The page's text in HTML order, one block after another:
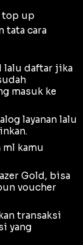
top up
tata cara
lalu daftar jika
masuk ke
layanan lalu
ml kamu
Gold, bisa
voucher
transaksi
yang